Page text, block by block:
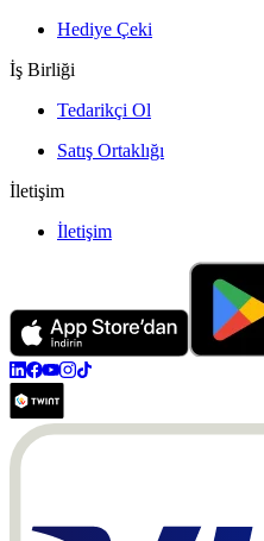
Hediye Çeki
İş Birliği
Tedarikçi Ol
Satış Ortaklığı
İletişim
İletişim